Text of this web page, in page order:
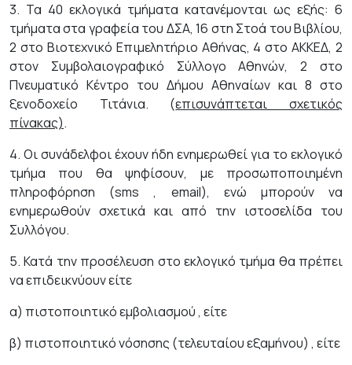
3. Τα 40 εκλογικά τμήματα κατανέμονται ως εξής: 6
τμήματα στα γραφεία του ΔΣΑ, 16 στη Στοά του Βιβλίου,
2 στο Βιοτεχνικό Επιμελητήριο Αθήνας, 4 στο ΑΚΚΕΔ, 2
στον Συμβολαιογραφικό Σύλλογο Αθηνών, 2 στο
Πνευματικό Κέντρο του Δήμου Αθηναίων και 8 στο
ξενοδοχείο Τιτάνια. (επισυνάπτεται σχετικός
πίνακας).
4. Οι συνάδελφοι έχουν ήδη ενημερωθεί για το εκλογικό
τμήμα που θα ψηφίσουν, με προσωποποιημένη
πληροφόρηση (sms , email), ενώ μπορούν να
ενημερωθούν σχετικά και από την ιστοσελίδα του
Συλλόγου.
5. Κατά την προσέλευση στο εκλογικό τμήμα θα πρέπει
να επιδεικνύουν είτε
α) πιστοποιητικό εμβολιασμού , είτε
β) πιστοποιητικό νόσησης (τελευταίου εξαμήνου) , είτε